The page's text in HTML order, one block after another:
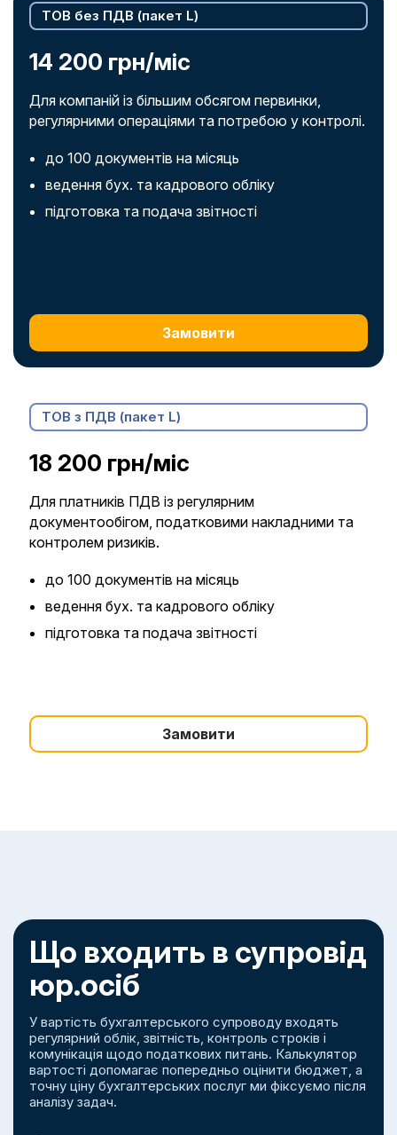
ТОВ без ПДВ (пакет L)
14 200 грн/міс
Для компаній із більшим обсягом первинки,
регулярними операціями та потребою у контролі.
до 100 документів на місяць
ведення бух. та кадрового обліку
підготовка та подача звітності
Замовити
ТОВ з ПДВ (пакет L)
18 200 грн/міс
Для платників ПДВ із регулярним
документообігом, податковими накладними та
контролем ризиків.
до 100 документів на місяць
ведення бух. та кадрового обліку
підготовка та подача звітності
Замовити
Що входить в супровід
юр.осіб
У вартість бухгалтерського супроводу входять
регулярний облік, звітність, контроль строків і
комунікація щодо податкових питань. Калькулятор
вартості допомагає попередньо оцінити бюджет, а
точну ціну бухгалтерських послуг ми фіксуємо після
аналізу задач.